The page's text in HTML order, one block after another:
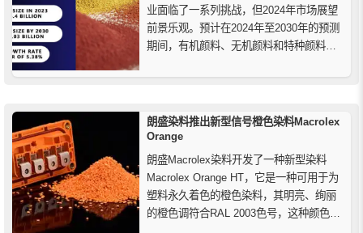
业面临了一系列挑战，但2024年市场展望
前景乐观。预计在2024年至2030年的预测
期间，有机颜料、无机颜料和特种颜料市
朗盛染料推出新型信号橙色染料Macrolex
Orange
朗盛Macrolex染料开发了一种新型染料
Macrolex Orange HT，它是一种可用于为
塑料永久着色的橙色染料，其明亮、绚丽
的橙色调符合RAL 2003色号，这种颜色可